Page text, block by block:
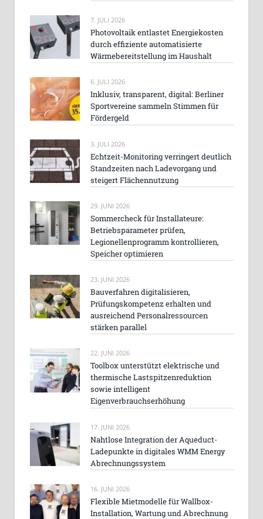
7. JULI 2026
Photovoltaik entlastet Energiekosten
durch effiziente automatisierte
Wärmebereitstellung im Haushalt
6. JULI 2026
Inklusiv, transparent, digital: Berliner
Sportvereine sammeln Stimmen für
Fördergeld
3. JULI 2026
Echtzeit-Monitoring verringert deutlich
Standzeiten nach Ladevorgang und
steigert Flächennutzung
29. JUNI 2026
Sommercheck für Installateure:
Betriebsparameter prüfen,
Legionellenprogramm kontrollieren,
Speicher optimieren
23. JUNI 2026
Bauverfahren digitalisieren,
Prüfungskompetenz erhalten und
ausreichend Personalressourcen
stärken parallel
22. JUNI 2026
Toolbox unterstützt elektrische und
thermische Lastspitzenreduktion
sowie intelligent
Eigenverbrauchserhöhung
17. JUNI 2026
Nahtlose Integration der Aqueduct-
Ladepunkte in digitales WMM Energy
Abrechnungssystem
16. JUNI 2026
Flexible Mietmodelle für Wallbox-
Installation, Wartung und Abrechnung